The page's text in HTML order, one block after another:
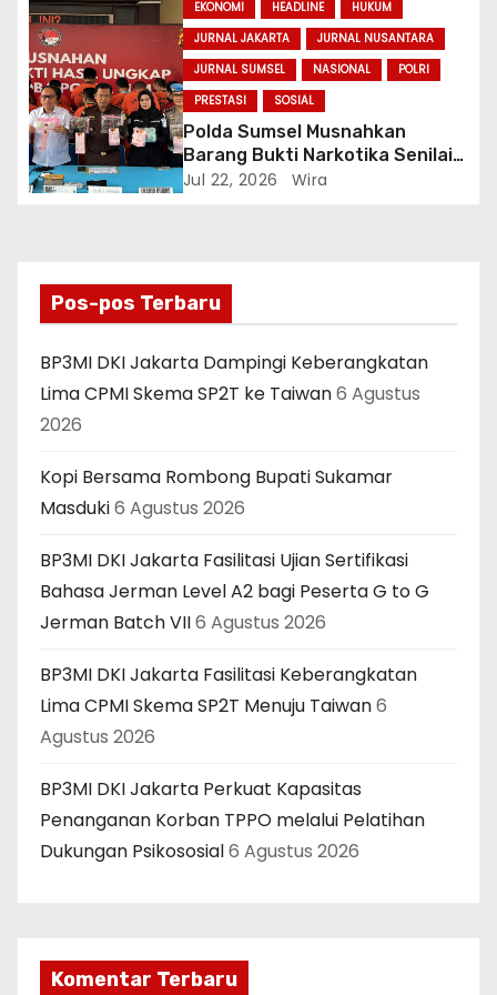
EKONOMI HEADLINE
HUKUM
JURNAL JAKARTA
JURNAL NUSANTARA
JURNAL SUMSEL
NASIONAL
POLRI
PRESTASI
SOSIAL
Polda Sumsel Musnahkan
Barang Bukti Narkotika Senilai
Rp7,9 Miliar, Selamatkan 83 Ribu
Jul 22, 2026 Wira
Pos-pos Terbaru
BP3MI DKI Jakarta Dampingi Keberangkatan
Lima CPMI Skema SP2T ke Taiwan6 Agustus
2026
Kopi Bersama Rombong Bupati Sukamar
Masduki6 Agustus 2026
BP3MI DKI Jakarta Fasilitasi Ujian Sertifikasi
Bahasa Jerman Level A2 bagi Peserta G to G
Jerman Batch VII6 Agustus 2026
BP3MI DKI Jakarta Fasilitasi Keberangkatan
Lima CPMI Skema SP2T Menuju Taiwan6
Agustus 2026
BP3MI DKI Jakarta Perkuat Kapasitas
Penanganan Korban TPPO melalui Pelatihan
Dukungan Psikososial6 Agustus 2026
Komentar Terbaru